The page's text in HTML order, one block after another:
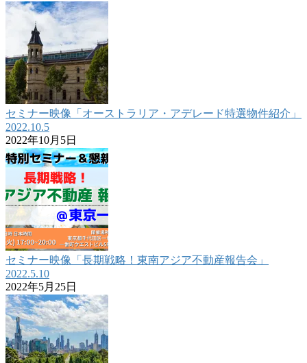
セミナー映像「オーストラリア・アデレード特選物件紹介」
2022.10.5
2022年10月5日
セミナー映像「長期戦略！東南アジア不動産報告会」
2022.5.10
2022年5月25日